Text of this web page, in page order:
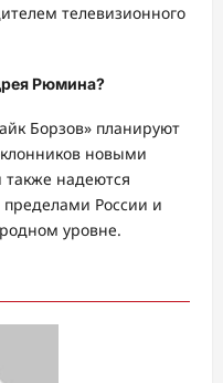
телевизионного
Рюмина?
Борзов» планируют
новыми
надеются
России и
уровне.